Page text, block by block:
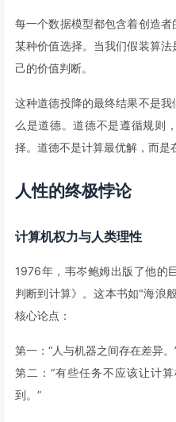
每一个数据模型都包含着创造
某种价值选择。当我们假装算
己的价值判断。
这种道德投降的最终结果不是
么是道德。道德不是遵循规则
择。道德不是计算最优解，而是
人性的终极悖论
计算机权力与人类理性
1976年，韦岑鲍姆出版了他的
判断到计算》。这本书如"海浪
核心论点：
第一：“人与机器之间存在差异。
第二：“有些任务不应该让计
到。”